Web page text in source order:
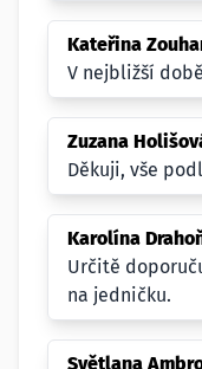
Kateřina
V nejbližší
Zuzana
Děkuji, vše
Karolína
Určitě
na jedničku.
Světlana